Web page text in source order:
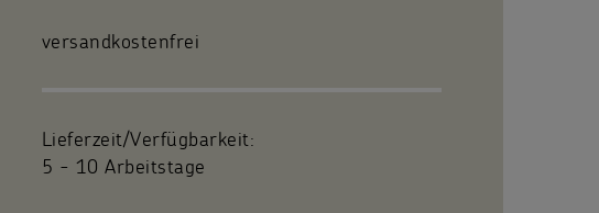
versandkostenfrei
Lieferzeit/Verfügbarkeit:
5 - 10 Arbeitstage